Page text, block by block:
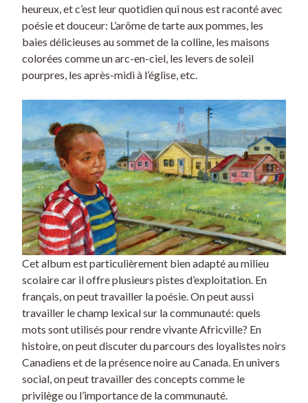
heureux, et c’est leur quotidien qui nous est raconté avec
poésie et douceur: L’arôme de tarte aux pommes, les
baies délicieuses au sommet de la colline, les maisons
colorées comme un arc-en-ciel, les levers de soleil
pourpres, les après-midi à l’église, etc.
Cet album est particulièrement bien adapté au milieu
scolaire car il offre plusieurs pistes d’exploitation. En
français, on peut travailler la poésie. On peut aussi
travailler le champ lexical sur la communauté: quels
mots sont utilisés pour rendre vivante Africville? En
histoire, on peut discuter du parcours des loyalistes noirs
Canadiens et de la présence noire au Canada. En univers
social, on peut travailler des concepts comme le
privilège ou l’importance de la communauté.